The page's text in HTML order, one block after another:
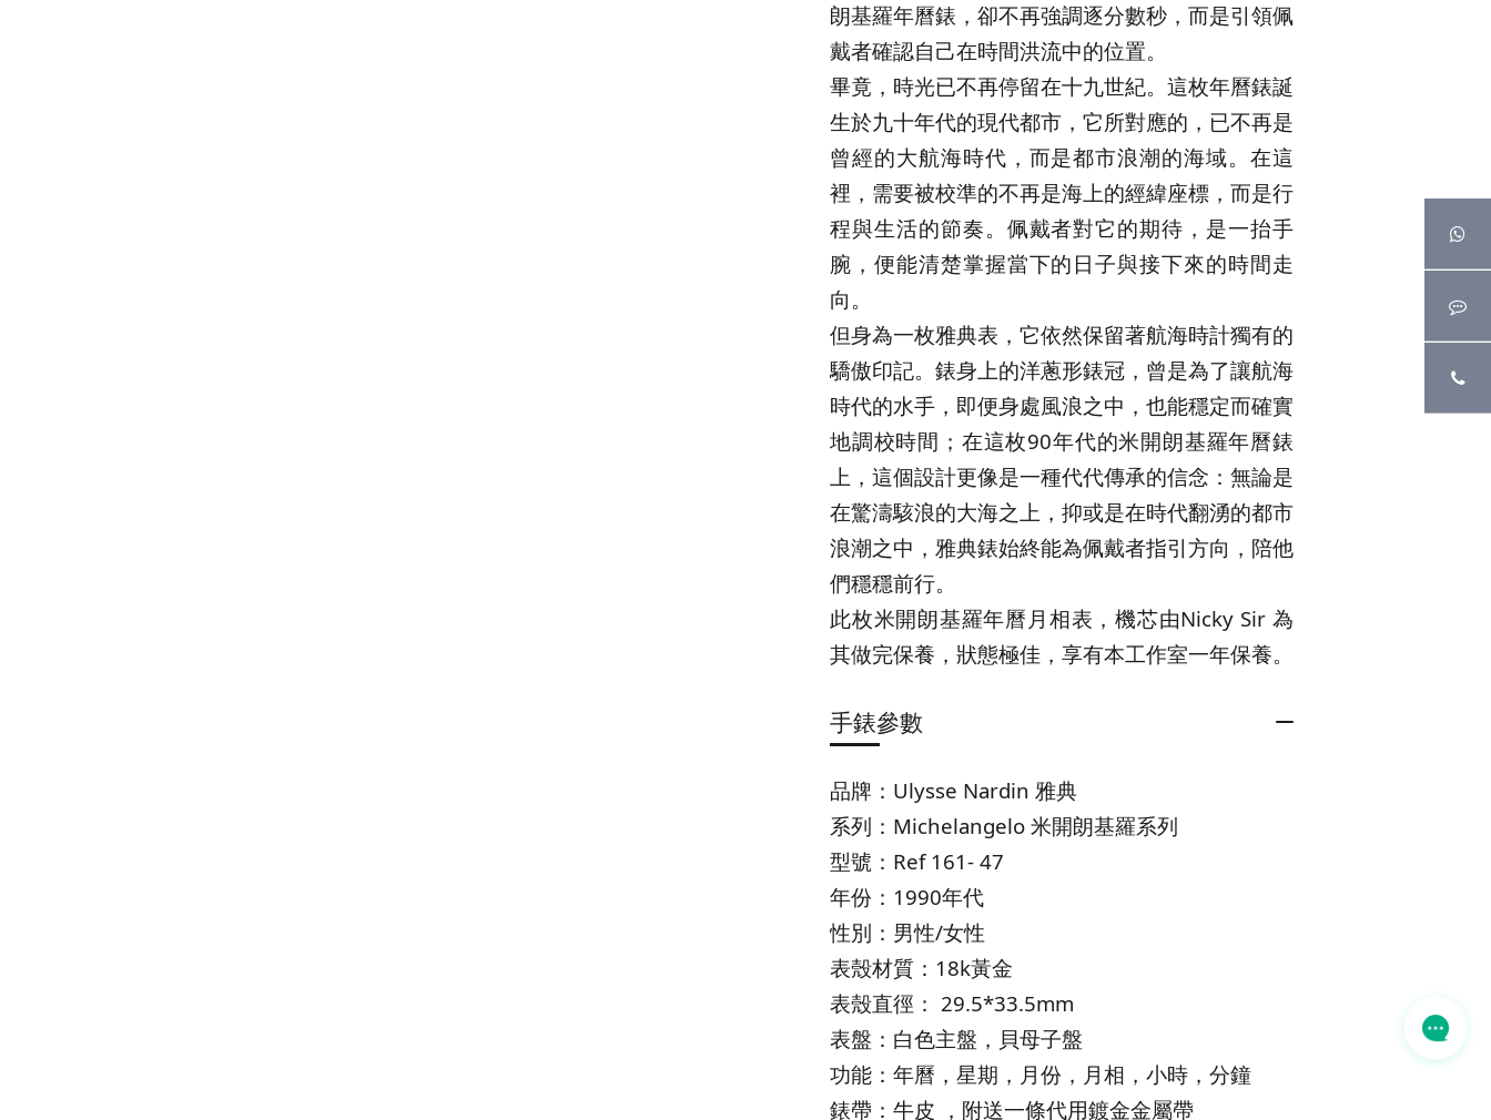
朗基羅年曆錶，卻不再強調逐分數秒，而是引領佩
戴者確認自己在時間洪流中的位置。
畢竟，時光已不再停留在十九世紀。這枚年曆錶誕
生於九十年代的現代都市，它所對應的，已不再是
曾經的大航海時代，而是都市浪潮的海域。在這
裡，需要被校準的不再是海上的經緯座標，而是行
程與生活的節奏。佩戴者對它的期待，是一抬手
腕，便能清楚掌握當下的日子與接下來的時間走
向。
但身為一枚雅典表，它依然保留著航海時計獨有的
驕傲印記。錶身上的洋蔥形錶冠，曾是為了讓航海
時代的水手，即便身處風浪之中，也能穩定而確實
地調校時間；在這枚90年代的米開朗基羅年曆錶
上，這個設計更像是一種代代傳承的信念：無論是
在驚濤駭浪的大海之上，抑或是在時代翻湧的都市
浪潮之中，雅典錶始終能為佩戴者指引方向，陪他
們穩穩前行。
此枚米開朗基羅年曆月相表，機芯由Nicky Sir 為
其做完保養，狀態極佳，享有本工作室一年保養。
手錶參數
品牌：Ulysse Nardin 雅典
系列：Michelangelo 米開朗基羅系列
型號：Ref 161- 47
年份：1990年代
性別：男性/女性
表殼材質：18k黃金
表殼直徑： 29.5*33.5mm
表盤：白色主盤，貝母子盤
功能：年曆，星期，月份，月相，小時，分鐘
錶帶：牛皮 ，附送一條代用鍍金金屬帶